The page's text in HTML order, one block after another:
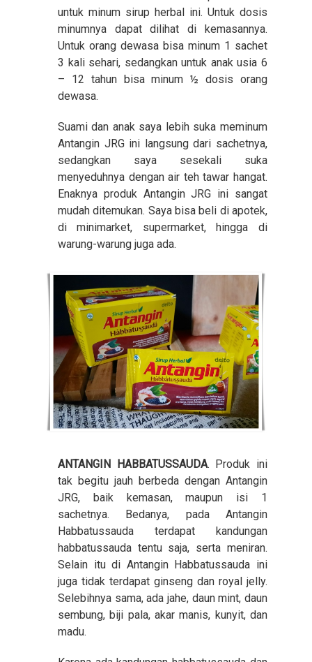
untuk minum sirup herbal ini. Untuk dosis
minumnya dapat dilihat di kemasannya.
Untuk orang dewasa bisa minum 1 sachet
3 kali sehari, sedangkan untuk anak usia 6
– 12 tahun bisa minum ½ dosis orang
dewasa.
Suami dan anak saya lebih suka meminum
Antangin JRG ini langsung dari sachetnya,
sedangkan saya sesekali suka
menyeduhnya dengan air teh tawar hangat.
Enaknya produk Antangin JRG ini sangat
mudah ditemukan. Saya bisa beli di apotek,
di minimarket, supermarket, hingga di
warung-warung juga ada.
ANTANGIN HABBATUSSAUDA. Produk ini
tak begitu jauh berbeda dengan Antangin
JRG, baik kemasan, maupun isi 1
sachetnya. Bedanya, pada Antangin
Habbatussauda terdapat kandungan
habbatussauda tentu saja, serta meniran.
Selain itu di Antangin Habbatussauda ini
juga tidak terdapat ginseng dan royal jelly.
Selebihnya sama, ada jahe, daun mint, daun
sembung, biji pala, akar manis, kunyit, dan
madu.